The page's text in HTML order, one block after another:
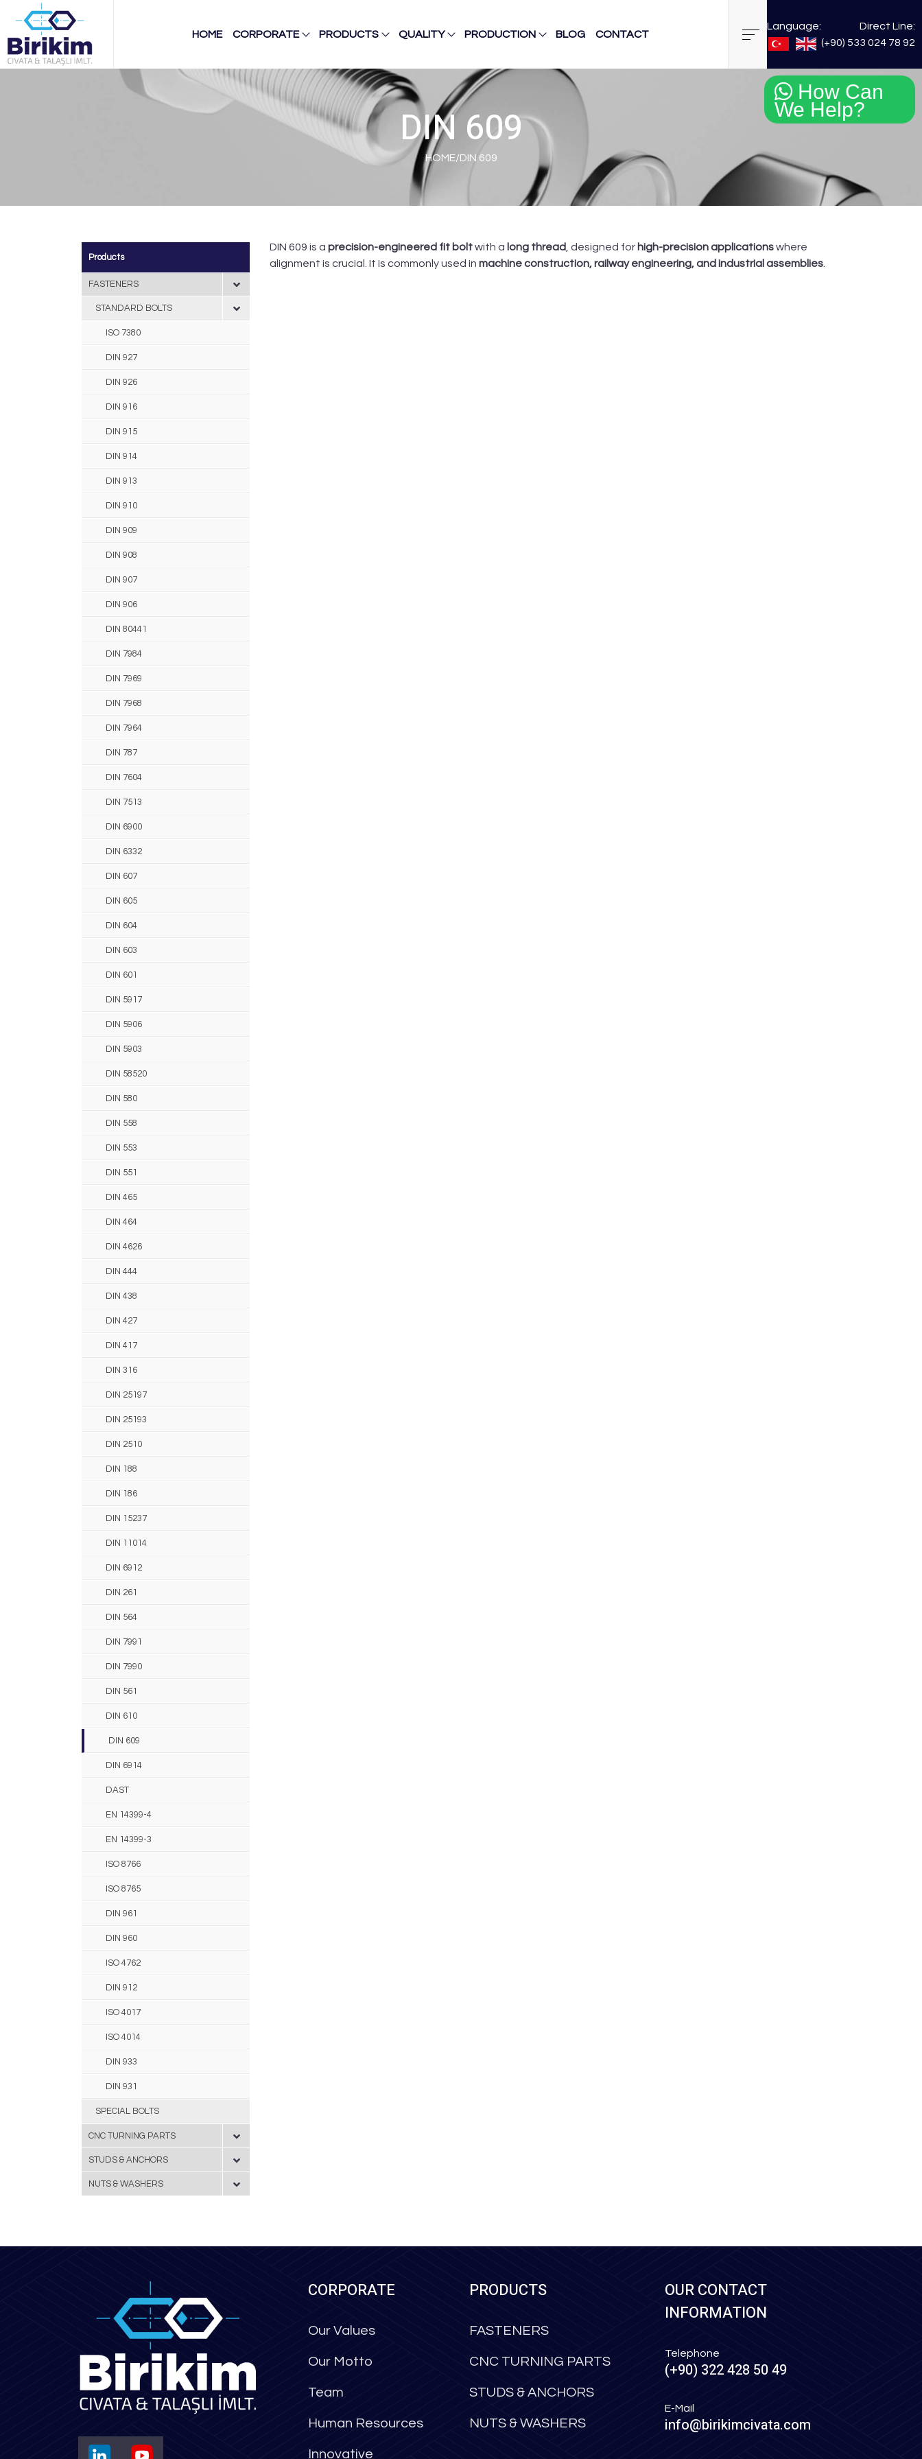
HOME CORPORATE PRODUCTS QUALITY PRODUCTION BLOG CONTACT
Language:
Direct Line:
(+90) 533 024 78 92
DIN 609
HOME/DIN 609
Products
FASTENERS
STANDARD BOLTS
ISO 7380
DIN 927
DIN 926
DIN 916
DIN 915
DIN 914
DIN 913
DIN 910
DIN 909
DIN 908
DIN 907
DIN 906
DIN 80441
DIN 7984
DIN 7969
DIN 7968
DIN 7964
DIN 787
DIN 7604
DIN 7513
DIN 6900
DIN 6332
DIN 607
DIN 605
DIN 604
DIN 603
DIN 601
DIN 5917
DIN 5906
DIN 5903
DIN 58520
DIN 580
DIN 558
DIN 553
DIN 551
DIN 465
DIN 464
DIN 4626
DIN 444
DIN 438
DIN 427
DIN 417
DIN 316
DIN 25197
DIN 25193
DIN 2510
DIN 188
DIN 186
DIN 15237
DIN 11014
DIN 6912
DIN 261
DIN 564
DIN 7991
DIN 7990
DIN 561
DIN 610
DIN 609
DIN 6914
DAST
EN 14399-4
EN 14399-3
ISO 8766
ISO 8765
DIN 961
DIN 960
ISO 4762
DIN 912
ISO 4017
ISO 4014
DIN 933
DIN 931
SPECIAL BOLTS
CNC TURNING PARTS
STUDS & ANCHORS
NUTS & WASHERS
DIN 609 is a precision-engineered fit boltwith a long thread , designed for high-precision applicationswhere
alignment is crucial. It is commonly used in machine construction, railway engineering, and industrial assemblies
CORPORATE
Our Values
Our Motto
Team
Human Resources
Innovative
PRODUCTS
FASTENERS
CNC TURNING PARTS
STUDS & ANCHORS
NUTS & WASHERS
OUR CONTACT
INFORMATION
Telephone
(+90) 322 428 50 49
E-Mail
info@birikimcivata.com
How Can
We Help?